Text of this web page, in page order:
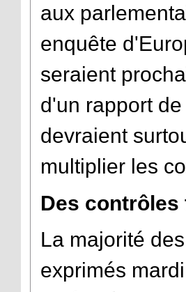
aux
enquête
seraient
d'un rapport
devraient
multiplier les
Des
La majorité
exprimés